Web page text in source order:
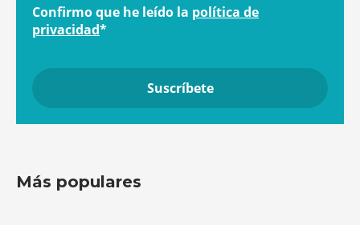
Confirmo que he leído la política de
privacidad*
Más populares